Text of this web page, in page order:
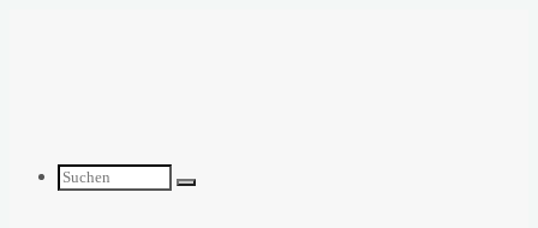
Suchen